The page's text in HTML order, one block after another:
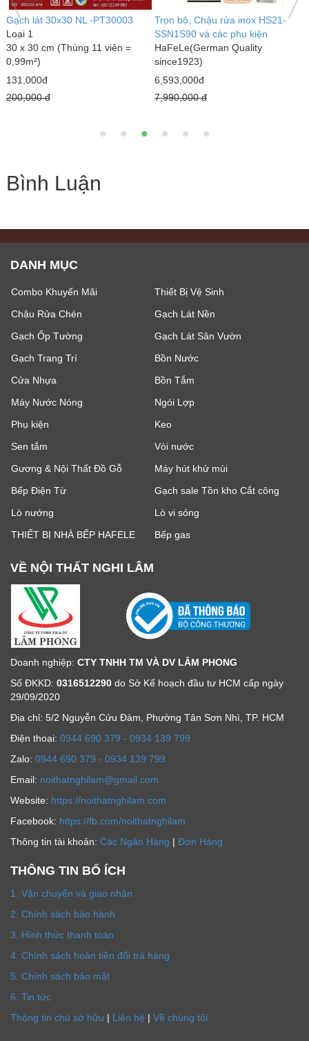
Gạch lát 30x30 NL -PT30003
Loại 1
30 x 30 cm (Thùng 11 viên =
0,99m²)
131,000đ
200,000 đ
Trọn bộ, Chậu rửa inox HS21-
SSN1S90 và các phụ kiện
HaFeLe(German Quality
since1923)
6,593,000đ
7,990,000 đ
Bình Luận
DANH MỤC
Combo Khuyến Mãi
Thiết Bị Vệ Sinh
Chậu Rửa Chén
Gạch Lát Nền
Gạch Ốp Tường
Gạch Lát Sân Vườn
Gạch Trang Trí
Bồn Nước
Cửa Nhựa
Bồn Tắm
Máy Nước Nóng
Ngói Lợp
Phụ kiện
Keo
Sen tắm
Vòi nước
Gương & Nội Thất Đồ Gỗ
Máy hút khử mùi
Bếp Điện Từ
Gạch sale Tồn kho Cắt công
Lò nướng
Lò vi sóng
THIẾT BỊ NHÀ BẾP HAFELE
Bếp gas
VỀ NỘI THẤT NGHI LÂM
Doanh nghiệp: CTY TNHH TM VÀ DV LÂM PHONG
Số ĐKKD: 0316512290 do Sở Kế hoạch đầu tư HCM cấp ngày
29/09/2020
Địa chỉ: 5/2 Nguyễn Cửu Đàm, Phường Tân Sơn Nhì, TP. HCM
Ðiện thoại: 0944 690 379 - 0934 139 799
Zalo: 0944 690 379 - 0934 139 799
Email: noithatnghilam@gmail.com
Website: https://noithatnghilam.com
Facebook: https://fb.com/noithatnghilam
Thông tin tài khoản: Các Ngân Hàng | Đơn Hàng
THÔNG TIN BỔ ÍCH
1. Vận chuyển và giao nhận
2. Chính sách bảo hành
3. Hình thức thanh toán
4. Chính sách hoàn tiền đổi trả hàng
5. Chính sách bảo mật
6. Tin tức
Thông tin chủ sở hữu | Liên hệ | Về chúng tôi